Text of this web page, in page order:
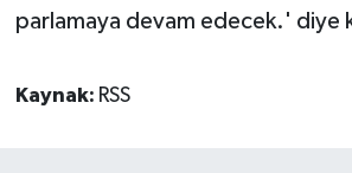
parlamaya devam edecek.' diye
Kaynak: RSS